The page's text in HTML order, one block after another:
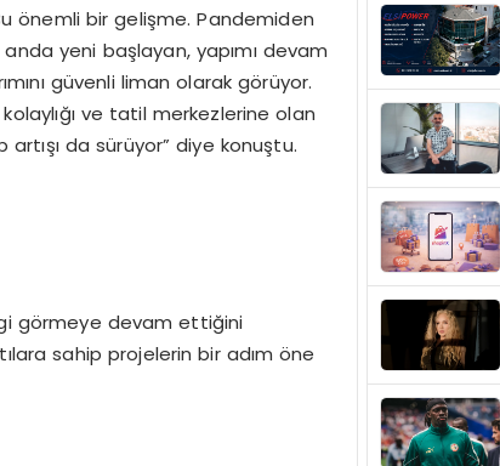
önemli bir gelişme. Pandemiden
yeni başlayan, yapımı devam
güvenli liman olarak görüyor.
kolaylığı ve tatil merkezlerine olan
da sürüyor” diye konuştu.
görmeye devam ettiğini
sahip projelerin bir adım öne